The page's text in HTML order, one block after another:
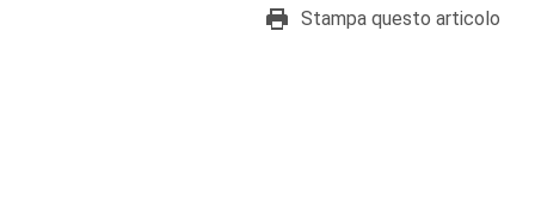
Stampa questo articolo